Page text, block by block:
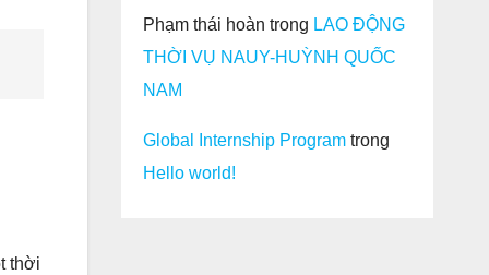
thời
Phạm thái hoàn trong LAO ĐỘNG
THỜI VỤ NAUY-HUỲNH QUỐC
NAM
Global Internship Programtrong
Hello world!